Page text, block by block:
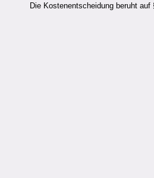
Die Kostenentscheidung beruht